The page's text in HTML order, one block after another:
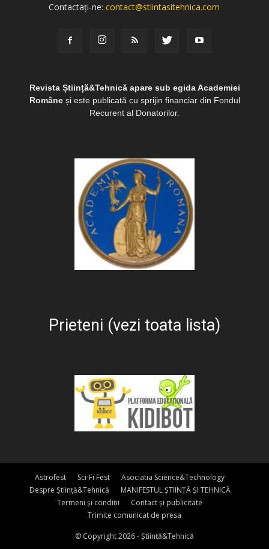
Contactați-ne:contact@stiintasitehnica.com
Revista Știință&Tehnică apare sub egida Academiei
Româneși este publicată cu sprijin financiar din Fondul
Recurent al Donatorilor.
Prieteni (vezi toata lista)
Astrofest Sci-Fi Fest
Asociatia Science&Technology
Despre Știință&Tehnică
MANIFESTUL ȘTIINȚĂ ȘI TEHNICĂ
Termeni și condiții
Contact și publicitate
Trimite comunicat de presa
© Copyright 2026 - Știință&Tehnică